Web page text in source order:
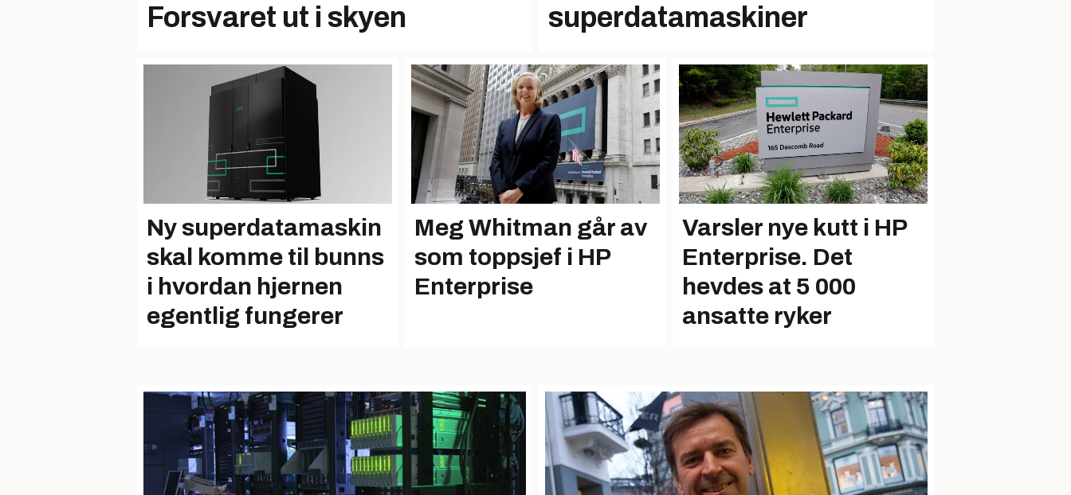
Forsvaret ut i skyen
superdatamaskiner
Ny superdatamaskin
skal komme til bunns
i hvordan hjernen
egentlig fungerer
Meg Whitman går av
som toppsjef i HP
Enterprise
Varsler nye kutt i HP
Enterprise. Det
hevdes at 5 000
ansatte ryker